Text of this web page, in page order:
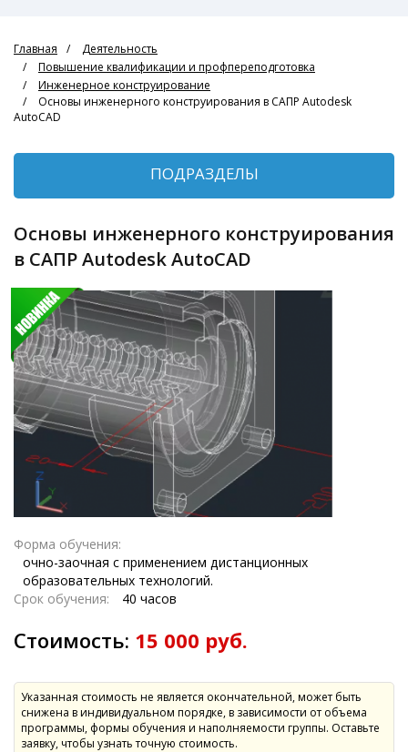
Главная
Деятельность
Повышение квалификации и профпереподготовка
Инженерное конструирование
Основы инженерного конструирования в САПР Autodesk
AutoCAD
ПОДРАЗДЕЛЫ
Основы инженерного конструирования
в САПР Autodesk AutoCAD
Форма обучения:
очно-заочная с применением дистанционных
образовательных технологий.
Срок обучения:
40 часов
Стоимость: 15 000 руб.
Указанная стоимость не является окончательной, может быть
снижена в индивидуальном порядке, в зависимости от объема
программы, формы обучения и наполняемости группы. Оставьте
заявку, чтобы узнать точную стоимость.